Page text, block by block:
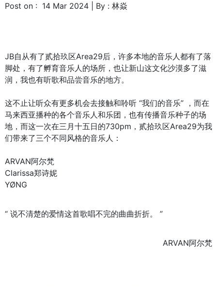
Post on : 14 Mar 2024 | By : 林焱
JB自从有了贰拾玖区Area29后，许多本地的音乐人都有了落
脚处，有了孵育音乐人的场所，也让新山这文化沙漠多了滋
润，我也有听歌和品尝音乐的地方。
这不止让听众有更多机会去接触和聆听 “我们的音乐” ，而在
马来西亚播种的各个音乐人和乐团，也有传播音乐种子的场
地，而这一次在三月十五日的730pm，贰拾玖区Area29为我
们带来了三个不同风格的音乐人：
ARVAN阿尔梵
Clarissa郑诗妮
YØNG
“ 说不清楚的爱情这首歌唱不完的曲曲折折。 ”
ARVAN阿尔梵